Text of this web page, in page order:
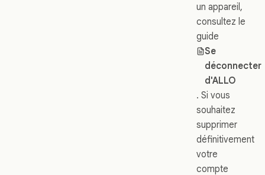
un appareil,
consultez le
guide
Se
déconnecter
d'ALLO
. Si vous
souhaitez
supprimer
définitivement
votre
compte